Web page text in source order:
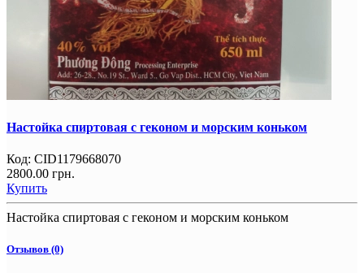
Настойка спиртовая с геконом и морским коньком
Код: CID1179668070
2800.00 грн.
Купить
Настойка спиртовая с геконом и морским коньком
Отзывов (0)